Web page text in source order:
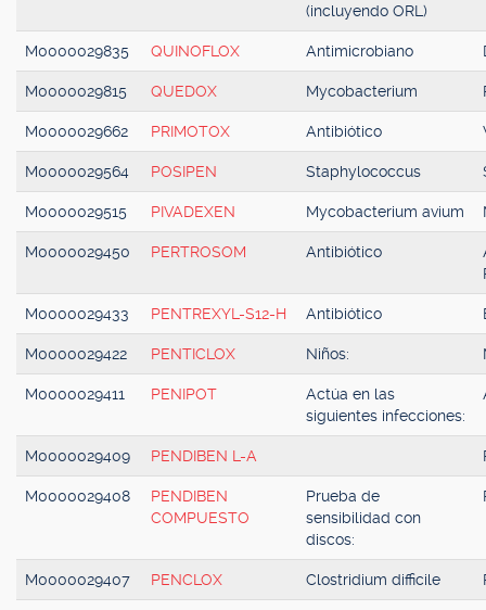
(incluyendo ORL)
M0000029835 QUINOFLOX Antimicrobiano
M0000029815 QUEDOX Mycobacterium
M0000029662 PRIMOTOX Antibiótico
M0000029564 POSIPEN Staphylococcus
M0000029515 PIVADEXEN Mycobacterium avium
M0000029450 PERTROSOM Antibiótico
M0000029433 PENTREXYL-S12-H Antibiótico
M0000029422 PENTICLOX Niños:
M0000029411 PENIPOT
Actúa en las
siguientes infecciones:
M0000029409 PENDIBEN L-A
M0000029408
PENDIBEN
COMPUESTO
Prueba de
sensibilidad con
discos:
M0000029407 PENCLOX Clostridium difficile